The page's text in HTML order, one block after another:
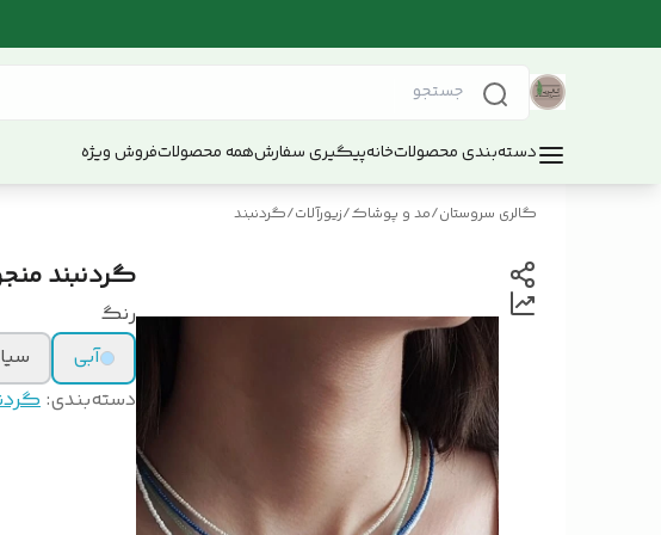
دسته‌بندی محصولاتخانهپیگیری سفارشهمه محصولاتفروش ویژه
گالری سروستان/مد و پوشاک/زیورآلات/گردنبند
گردنبند
رنگ
آبی
دسته‌بندی: